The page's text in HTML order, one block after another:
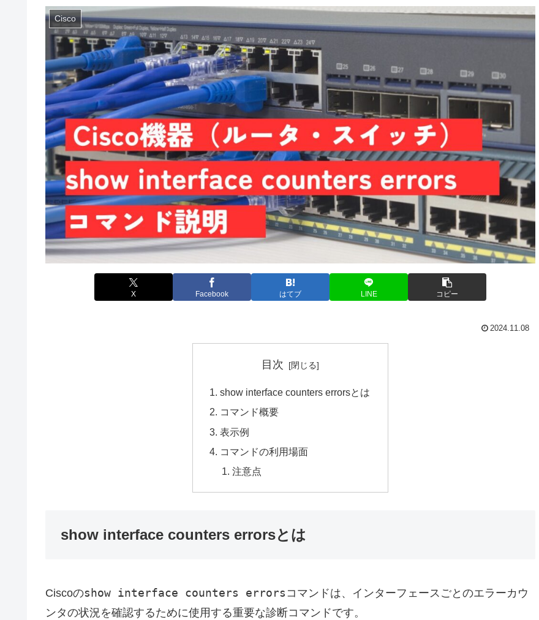
Cisco
X Facebook はてブ LINE コピー
2024.11.08
目次
show interface counters errorsとは
コマンド概要
表示例
コマンドの利用場面
注意点
show interface counters errorsとは
Ciscoのshow interface counters errors コマンドは、インターフェースごとのエラーカウ
ンタの状況を確認するために使用する重要な診断コマンドです。